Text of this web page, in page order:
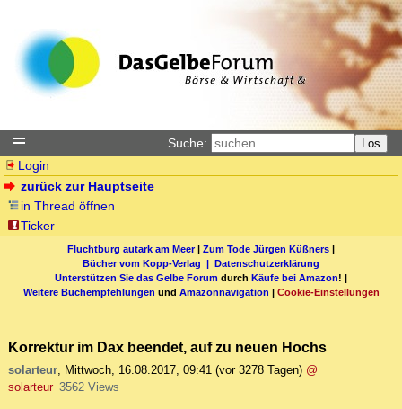
Suche: Los
Login
zurück zur Hauptseite
in Thread öffnen
Ticker
Fluchtburg autark am Meer| Zum Tode Jürgen Küßners |
Bücher vom Kopp-Verlag | Datenschutzerklärung
Unterstützen Sie das Gelbe Forum durch Käufe bei Amazon! |
Weitere Buchempfehlungen und Amazonnavigation | Cookie-Einstellungen
Korrektur im Dax beendet, auf zu neuen Hochs
solarteur, Mittwoch, 16.08.2017, 09:41 (vor 3278 Tagen) @
solarteur 3562 Views